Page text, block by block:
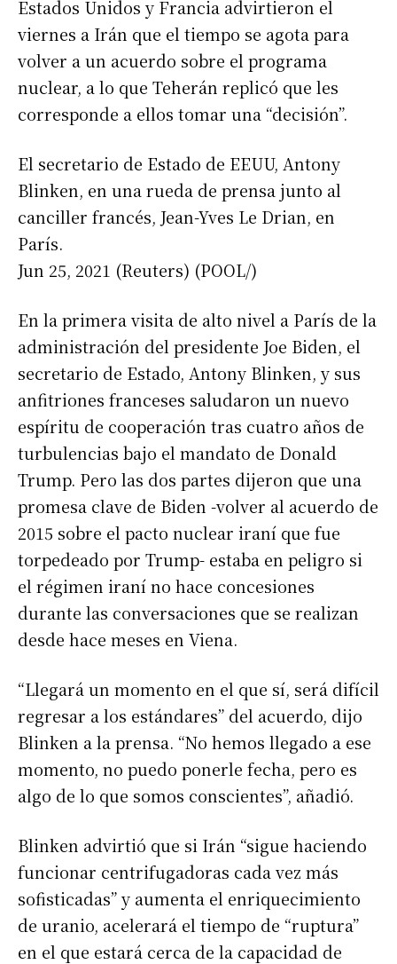
Estados Unidos y Francia advirtieron el
viernes a Irán que el tiempo se agota para
volver a un acuerdo sobre el programa
nuclear, a lo que Teherán replicó que les
corresponde a ellos tomar una “decisión”.
El secretario de Estado de EEUU, Antony
Blinken, en una rueda de prensa junto al
canciller francés, Jean-Yves Le Drian, en
París.
Jun 25, 2021 (Reuters) (POOL/)
En la primera visita de alto nivel a París de la
administración del presidente Joe Biden, el
secretario de Estado, Antony Blinken, y sus
anfitriones franceses saludaron un nuevo
espíritu de cooperación tras cuatro años de
turbulencias bajo el mandato de Donald
Trump. Pero las dos partes dijeron que una
promesa clave de Biden -volver al acuerdo de
2015 sobre el pacto nuclear iraní que fue
torpedeado por Trump- estaba en peligro si
el régimen iraní no hace concesiones
durante las conversaciones que se realizan
desde hace meses en Viena.
“Llegará un momento en el que sí, será difícil
regresar a los estándares” del acuerdo, dijo
Blinken a la prensa. “No hemos llegado a ese
momento, no puedo ponerle fecha, pero es
algo de lo que somos conscientes”, añadió.
Blinken advirtió que si Irán “sigue haciendo
funcionar centrifugadoras cada vez más
sofisticadas” y aumenta el enriquecimiento
de uranio, acelerará el tiempo de “ruptura”
en el que estará cerca de la capacidad de